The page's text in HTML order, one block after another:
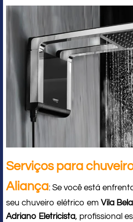
Serviços para
Aliança: Se você está
seu chuveiro elétrico em Vila
Adriano Eletricista, profissional